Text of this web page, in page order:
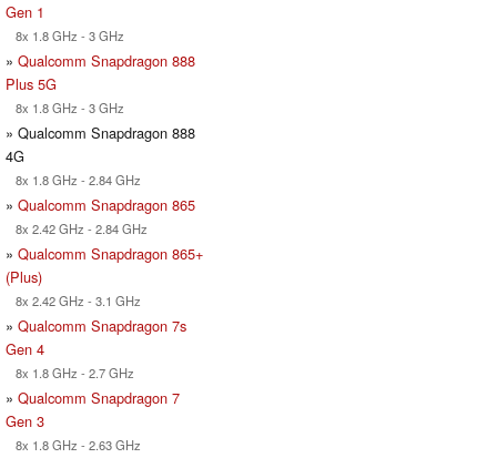
Gen 1
8x 1.8 GHz - 3 GHz
» Qualcomm Snapdragon 888
Plus 5G
8x 1.8 GHz - 3 GHz
» Qualcomm Snapdragon 888
4G
8x 1.8 GHz - 2.84 GHz
» Qualcomm Snapdragon 865
8x 2.42 GHz - 2.84 GHz
» Qualcomm Snapdragon 865+
(Plus)
8x 2.42 GHz - 3.1 GHz
» Qualcomm Snapdragon 7s
Gen 4
8x 1.8 GHz - 2.7 GHz
» Qualcomm Snapdragon 7
Gen 3
8x 1.8 GHz - 2.63 GHz